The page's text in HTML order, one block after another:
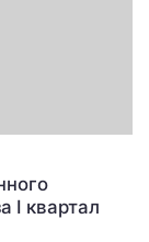
I квартал